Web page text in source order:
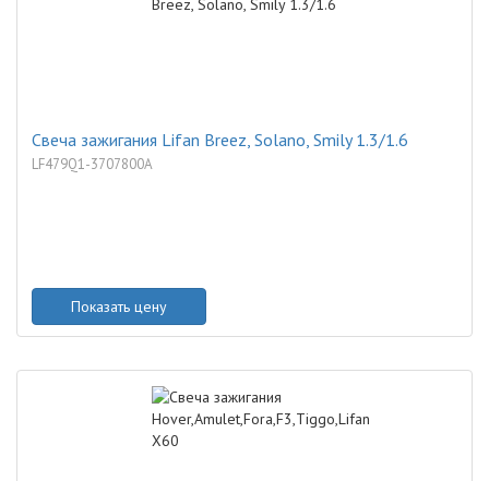
Свеча зажигания Lifan Breez, Solano, Smily 1.3/1.6
LF479Q1-3707800A
Показать цену